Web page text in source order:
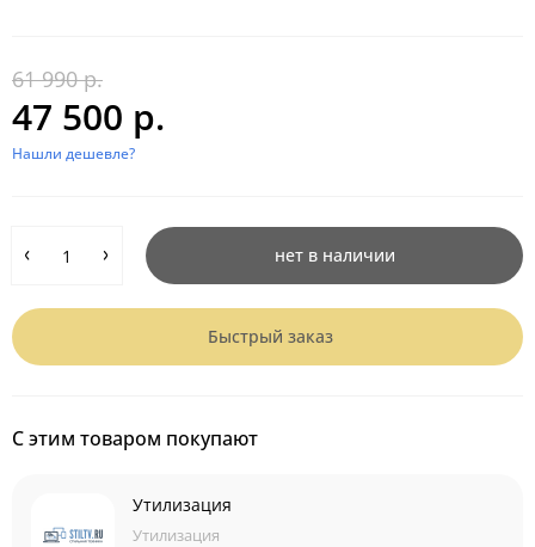
61 990 р.
47 500 р.
Нашли дешевле?
нет в наличии
Быстрый заказ
С этим товаром покупают
Утилизация
Утилизация